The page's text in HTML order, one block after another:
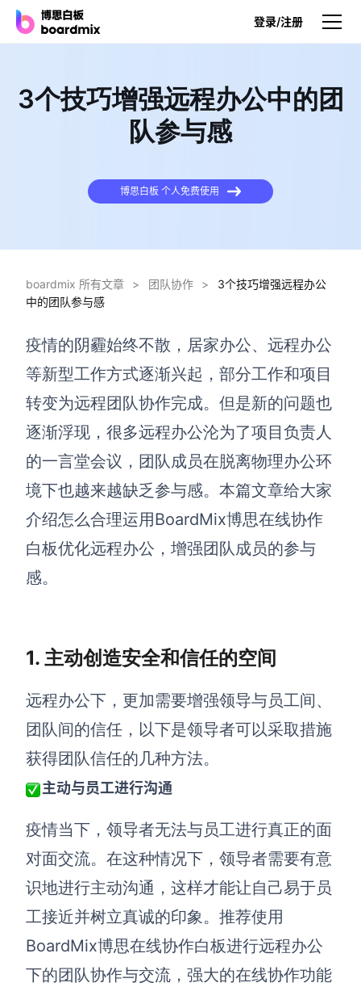
登录/注册
产品
博思白板SDK
博思白板离线版
博思设计
一体化产品设计工具
AI生成PPT，支持在线编辑
资源与下载
向团队介绍
博思白板boardmix
客户端、插件
解决方案
高效协作
团队协作提效
素材整理
在线白板
涂鸦画板
敏捷实践
在线绘图
思维和灵感整理
流程整理
客户旅程图
路线图
ER图
3个技巧增强远程办公中的团
队参与感
博思白板 个人免费使用
boardmix 所有文章 > 团队协作 >
3个技巧增强远程办公
中的团队参与感
疫情的阴霾始终不散，居家办公、远程办公
等新型工作方式逐渐兴起，部分工作和项目
转变为远程团队协作完成。但是新的问题也
逐渐浮现，很多远程办公沦为了项目负责人
的一言堂会议，团队成员在脱离物理办公环
境下也越来越缺乏参与感。本篇文章给大家
介绍怎么合理运用BoardMix博思在线协作
白板优化远程办公，增强团队成员的参与
感。
1. 主动创造安全和信任的空间
远程办公下，更加需要增强领导与员工间、
团队间的信任，以下是领导者可以采取措施
获得团队信任的几种方法。
主动与员工进行沟通
疫情当下，领导者无法与员工进行真正的面
对面交流。在这种情况下，领导者需要有意
识地进行主动沟通，这样才能让自己易于员
工接近并树立真诚的印象。推荐使用
BoardMix博思在线协作白板进行远程办公
下的团队协作与交流，强大的在线协作功能